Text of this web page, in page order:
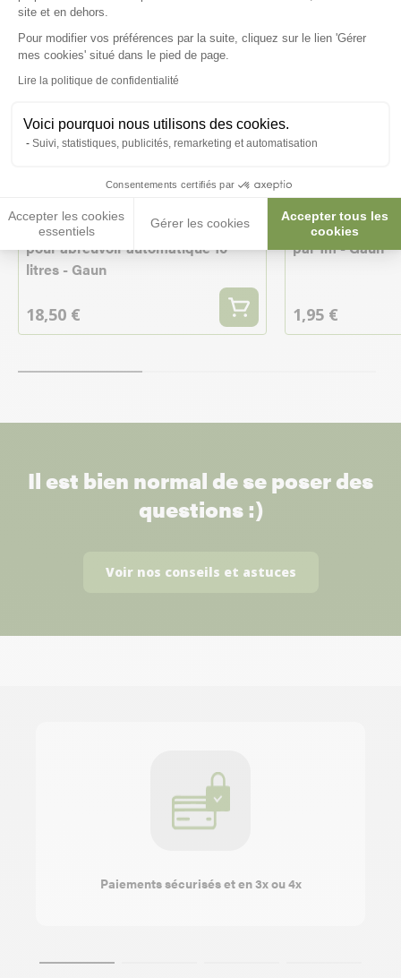
site et en dehors.
Pour modifier vos préférences par la suite, cliquez sur le lien 'Gérer
mes cookies' situé dans le pied de page.
Lire la politique de confidentialité
Voici pourquoi nous utilisons des cookies.
Suivi, statistiques, publicités, remarketing et automatisation
Consentements certifiés par
Accepter les cookies
essentiels
Gérer les cookies
Accepter tous les
cookies
Axeptio consent
Réservoir régulateur de pression
pour abreuvoir automatique 10
litres - Gaun
18,50 €
Tuyau souple
par 1m - Gaun
1,95 €
Il est bien normal de se poser des
questions :)
Voir nos conseils et astuces
Paiements sécurisés et en 3x ou 4x